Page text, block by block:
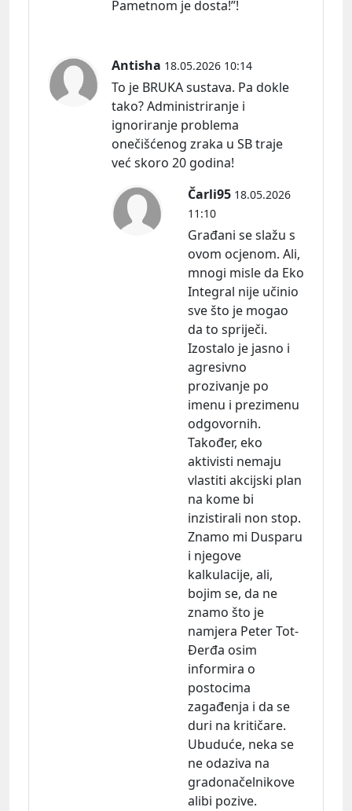
Pametnom je dosta!”!
Antisha 18.05.2026 10:14
To je BRUKA sustava. Pa dokle
tako? Administriranje i
ignoriranje problema
onečišćenog zraka u SB traje
već skoro 20 godina!
Čarli95 18.05.2026
11:10
Građani se slažu s
ovom ocjenom. Ali,
mnogi misle da Eko
Integral nije učinio
sve što je mogao
da to spriječi.
Izostalo je jasno i
agresivno
prozivanje po
imenu i prezimenu
odgovornih.
Također, eko
aktivisti nemaju
vlastiti akcijski plan
na kome bi
inzistirali non stop.
Znamo mi Dusparu
i njegove
kalkulacije, ali,
bojim se, da ne
znamo što je
namjera Peter Tot-
Đerđa osim
informira o
postocima
zagađenja i da se
duri na kritičare.
Ubuduće, neka se
ne odaziva na
gradonačelnikove
alibi pozive.